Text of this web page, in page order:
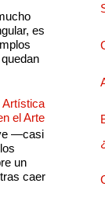
es
Artística
el Arte
—casi
un
caer